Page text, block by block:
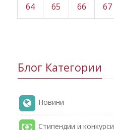
64 65 66 67
Блог Категории
Новини
Стипендии и конкурси